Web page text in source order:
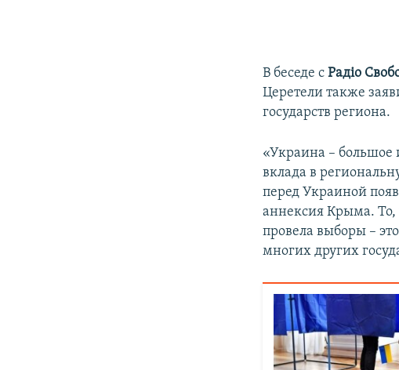
В беседе сРадіо
Церетели также
государств региона.
«Украина – большое
вклада в
перед Украиной
аннексия Крыма. То,
провела выборы –
многих других